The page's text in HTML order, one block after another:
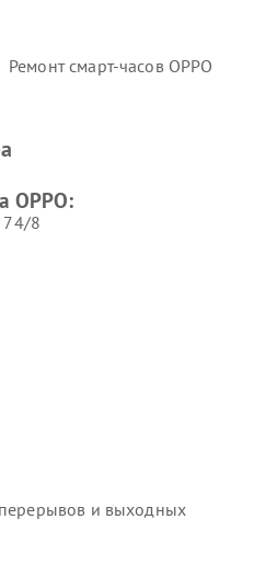
Ремонт смарт-часов OPPO
OPPO:
74/8
и выходных